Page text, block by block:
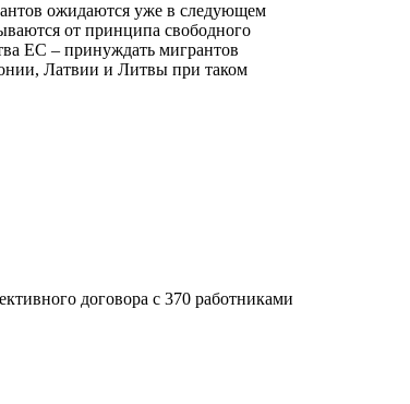
ожидаются уже в следующем
от принципа свободного
ЕС – принуждать мигрантов
Латвии и Литвы при таком
договора с 370 работниками